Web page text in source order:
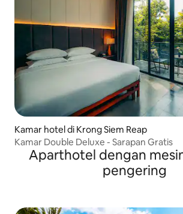
Kamar hotel di Krong Siem Reap
Kamar Double Deluxe - Sarapan Gratis
Aparthotel dengan
pengering